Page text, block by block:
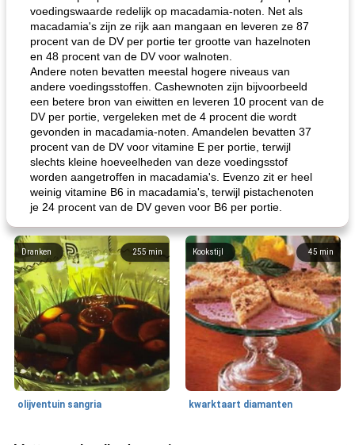
voedingswaarde redelijk op macadamia-noten. Net als
macadamia's zijn ze rijk aan mangaan en leveren ze 87
procent van de DV per portie ter grootte van hazelnoten
en 48 procent van de DV voor walnoten.
Andere noten bevatten meestal hogere niveaus van
andere voedingsstoffen. Cashewnoten zijn bijvoorbeeld
een betere bron van eiwitten en leveren 10 procent van de
DV per portie, vergeleken met de 4 procent die wordt
gevonden in macadamia-noten. Amandelen bevatten 37
procent van de DV voor vitamine E per portie, terwijl
slechts kleine hoeveelheden van deze voedingsstof
worden aangetroffen in macadamia's. Evenzo zit er heel
weinig vitamine B6 in macadamia's, terwijl pistachenoten
je 24 procent van de DV geven voor B6 per portie.
255min
Dranken
olijventuin sangria
45 min
Kookstijl
kwarktaart diamanten